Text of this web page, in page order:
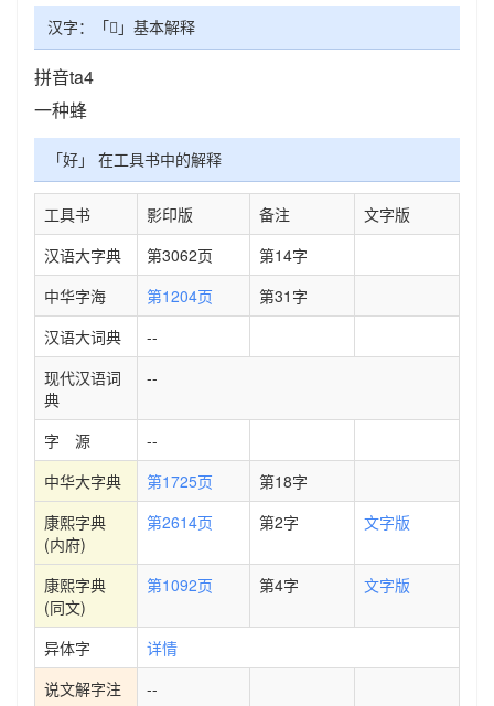
汉字：「𧍵」基本解释
拼音ta4
一种蜂
「好」 在工具书中的解释
工具书 影印版 备注
文字版
汉语大字典
第3062页
第14字
中华字海
第1204页
第31字
汉语大词典
--
现代汉语词
典
--
字 源
--
中华大字典
第1725页
第18字
康熙字典
(内府)
第2614页 第2字 文字版
康熙字典
(同文)
第1092页 第4字 文字版
异体字
详情
说文解字注
--